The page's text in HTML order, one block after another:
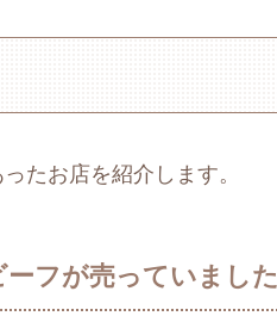
たお店を紹介します。
フが売っていました